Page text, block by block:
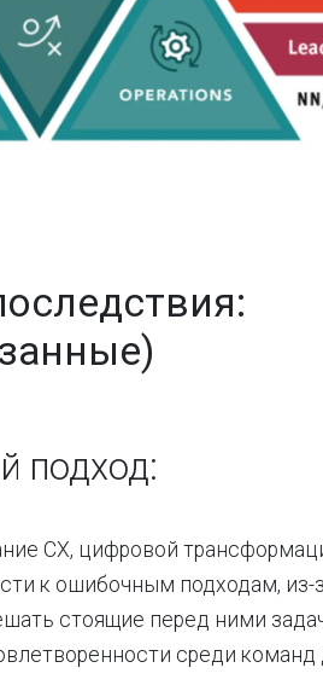
подход:
CX, цифровой
к ошибочным подходам, из-
стоящие перед ними
среди команд